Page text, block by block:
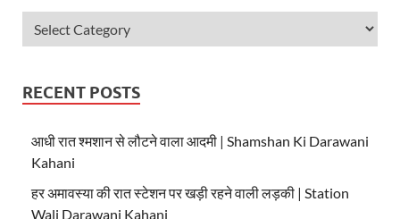
RECENT POSTS
आधी रात श्मशान से लौटने वाला आदमी | Shamshan Ki Darawani
Kahani
हर अमावस्या की रात स्टेशन पर खड़ी रहने वाली लड़की | Station
Wali Darawani Kahani